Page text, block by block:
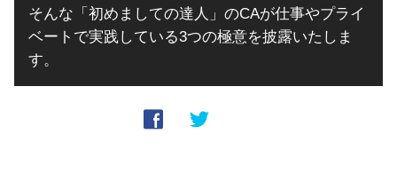
そんな「初めましての達人」のCAが仕事やプライ
ベートで実践している3つの極意を披露いたしま
す。